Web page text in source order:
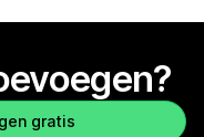
gratis